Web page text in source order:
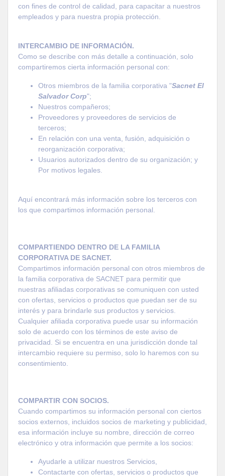
con fines de control de calidad, para capacitar a nuestros
empleados y para nuestra propia protección.
INTERCAMBIO DE INFORMACIÓN.
Como se describe con más detalle a continuación, solo
compartiremos cierta información personal con:
Otros miembros de la familia corporativa "Sacnet El
Salvador Corp";
Nuestros compañeros;
Proveedores y proveedores de servicios de
terceros;
En relación con una venta, fusión, adquisición o
reorganización corporativa;
Usuarios autorizados dentro de su organización; y
Por motivos legales.
Aquí encontrará más información sobre los terceros con
los que compartimos información personal.
COMPARTIENDO DENTRO DE LA FAMILIA
CORPORATIVA DE SACNET.
Compartimos información personal con otros miembros de
la familia corporativa de SACNET para permitir que
nuestras afiliadas corporativas se comuniquen con usted
con ofertas, servicios o productos que puedan ser de su
interés y para brindarle sus productos y servicios.
Cualquier afiliada corporativa puede usar su información
solo de acuerdo con los términos de este aviso de
privacidad. Si se encuentra en una jurisdicción donde tal
intercambio requiere su permiso, solo lo haremos con su
consentimiento.
COMPARTIR CON SOCIOS.
Cuando compartimos su información personal con ciertos
socios externos, incluidos socios de marketing y publicidad,
esa información incluye su nombre, dirección de correo
electrónico y otra información que permite a los socios:
Ayudarle a utilizar nuestros Servicios,
Contactarte con ofertas, servicios o productos que